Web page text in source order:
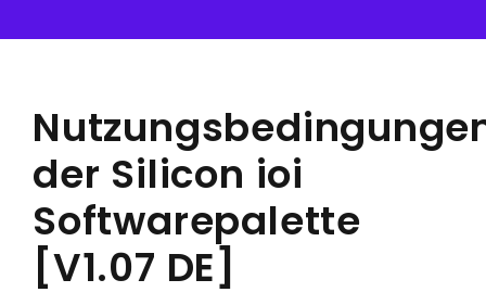
der Silicon ioi
Softwarepalette
[V1.07 DE]